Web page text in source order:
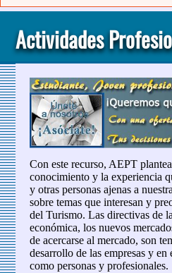
Actividades
Con este recurso, AEPT
conocimiento y la experiencia
y otras personas ajenas a
sobre temas que interesan y
del Turismo. Las directivas de
económica, los nuevos
de acercarse al mercado, son
desarrollo de las empresas y
como personas y profesionales.